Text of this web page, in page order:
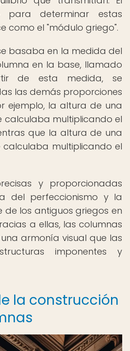
para determinar estas
como el "módulo griego".
basaba en la medida del
en la base, llamado
de esta medida, se
las demás proporciones
ejemplo, la altura de una
calculaba multiplicando el
que la altura de una
calculaba multiplicando el
y proporcionadas
del perfeccionismo y la
los antiguos griegos en
a ellas, las columnas
armonía visual que las
imponentes y
la construcción